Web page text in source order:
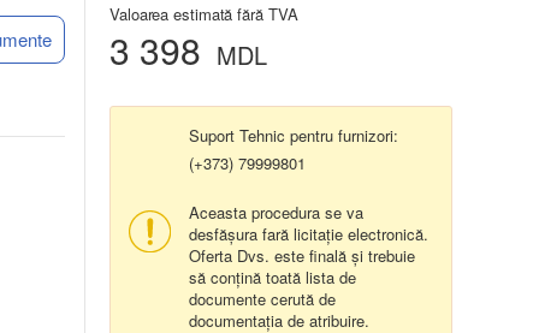
Valoarea estimată fără TVA
3 398 MDL
Suport Tehnic pentru furnizori:
(+373) 79999801
Aceasta procedura se va
desfășura fară licitație electronică.
Oferta Dvs. este finală și trebuie
să conțină toată lista de
documente cerută de
documentația de atribuire.